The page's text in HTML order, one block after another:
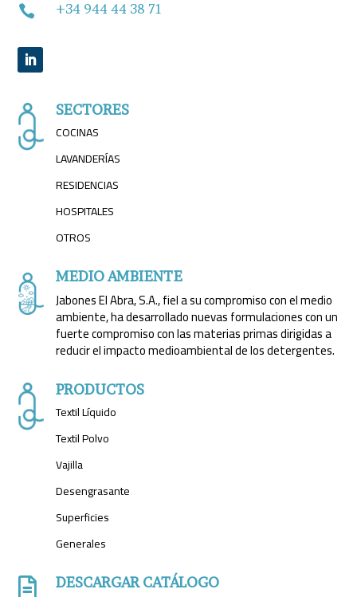
 +34 944 44 38 71
SECTORES
COCINAS
LAVANDERÍAS
RESIDENCIAS
HOSPITALES
OTROS
MEDIO AMBIENTE
Jabones El Abra, S.A., fiel a su compromiso con el medio
ambiente, ha desarrollado nuevas formulaciones con un
fuerte compromiso con las materias primas dirigidas a
reducir el impacto medioambiental de los detergentes.
PRODUCTOS
Textil Líquido
Textil Polvo
Vajilla
Desengrasante
Superficies
Generales
 DESCARGAR CATÁLOGO